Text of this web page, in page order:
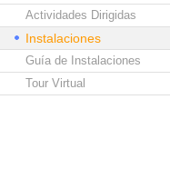
Actividades Dirigidas
Instalaciones
Guía de Instalaciones
Tour Virtual